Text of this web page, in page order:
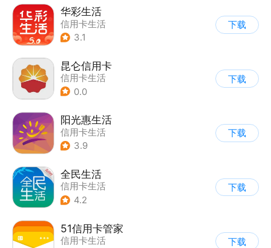
华彩生活
信用卡生活
3.1
下载
昆仑信用卡
信用卡生活
0.0
下载
阳光惠生活
信用卡生活
3.9
下载
全民生活
信用卡生活
4.2
下载
51信用卡管家
信用卡生活
下载